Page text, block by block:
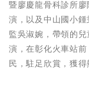
暨廖慶龍骨科診所
演，以及中山國小
監吳淑婉，帶領的
演，在彰化火車站
民，駐足欣賞，獲得